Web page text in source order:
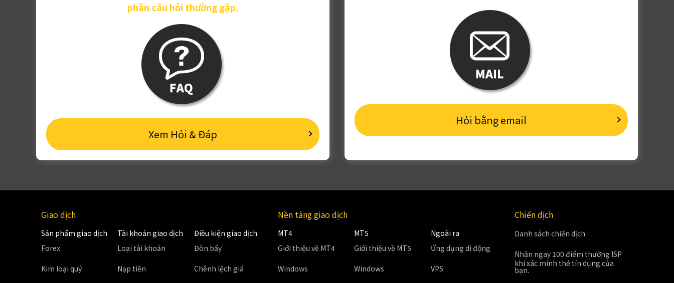
phần câu hỏi thường gặp.
Xem Hỏi & Đáp
Hỏi bằng email
Giao dịch
Sản phẩm giao dịch
Forex
Kim loại quý
Tài khoản giao dịch
Loại tài khoản
Nạp tiền
Điều kiện giao dịch
Đòn bẩy
Chênh lệch giá
Nền tảng giao dịch
MT4
Giới thiệu về MT4
Windows
MT5
Giới thiệu về MT5
Windows
Ngoài ra
Ứng dụng di động
VPS
Chiến dịch
Danh sách chiến dịch
Nhận ngay 100 điểm thưởng ISP
khi xác minh thẻ tín dụng của
bạn.